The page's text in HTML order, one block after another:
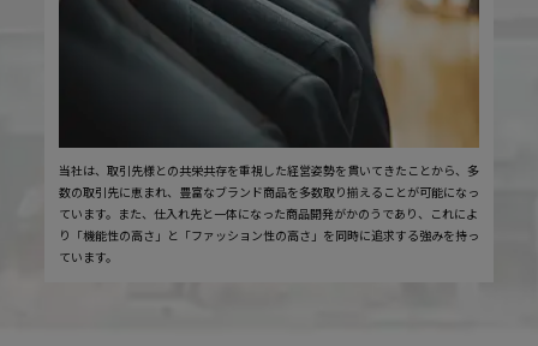
当社は、取引先様との共栄共存を重視した経営姿勢を貫いてきたことから、多
数の取引先に恵まれ、豊富なブランド商品を多数取り揃えることが可能になっ
ています。また、仕入れ先と一体になった商品開発がかのうであり、これによ
り「機能性の高さ」と「ファッション性の高さ」を同時に追求する強みを持っ
ています。